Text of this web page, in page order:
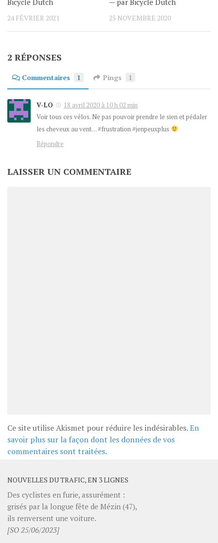
24 FÉVRIER 2021 25 NOVEMBRE 2020
2 RÉPONSES
Commentaires 1 Pings 1
V-LO
18 avril 2020 à 10 h 02 min
Voir tous ces vélos. Ne pas pouvoir prendre le sien et pédaler
les cheveux au vent… #frustration #jenpeuxplus
Répondre
LAISSER UN COMMENTAIRE
Ce site utilise Akismet pour réduire les indésirables.En
savoir plus sur la façon dont les données de vos
commentaires sont traitées.
NOUVELLES DU TRAFIC, EN 3 LIGNES
Des cyclistes en furie, assurément :
grisés par la longue fête de Mézin (47),
ils renversent une voiture.
[SO 25/06/2023]